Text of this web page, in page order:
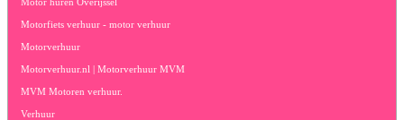
Motorfiets verhuur - motor verhuur
Motorverhuur
Motorverhuur.nl | Motorverhuur MVM
MVM Motoren verhuur.
Verhuur